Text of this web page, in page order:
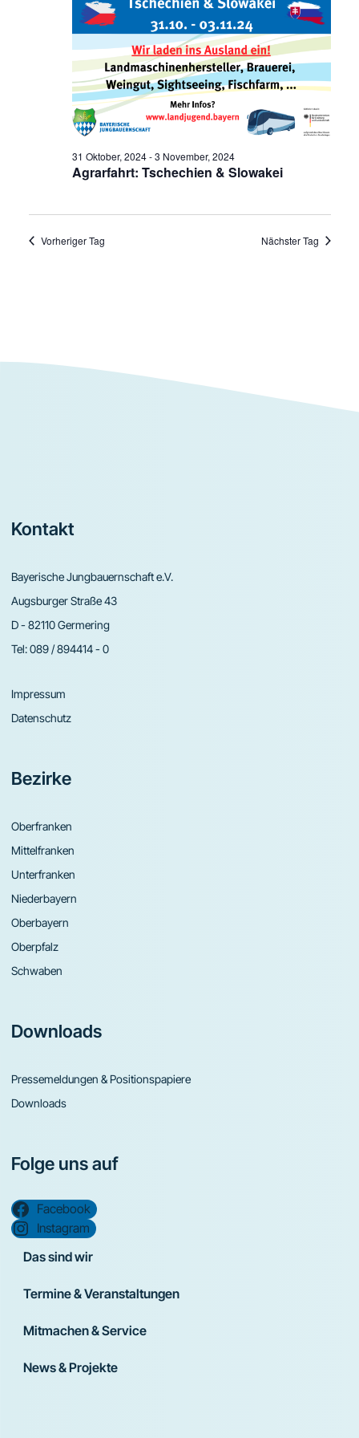
Agrarfahrt: Tschechien & Slowakei
31 Oktober, 2024-3 November, 2024
Vorheriger Tag Nächster Tag
Footer
Kontakt
Bayerische Jungbauernschaft e.V.
Augsburger Straße 43
D - 82110 Germering
Tel:089 / 894414 - 0
Impressum
Datenschutz
Bezirke
Oberfranken
Mittelfranken
Unterfranken
Niederbayern
Oberbayern
Oberpfalz
Schwaben
Downloads
Pressemeldungen & Positionspapiere
Downloads
Folge uns auf
Facebook
Instagram
Das sind wir
Termine & Veranstaltungen
Mitmachen & Service
News & Projekte